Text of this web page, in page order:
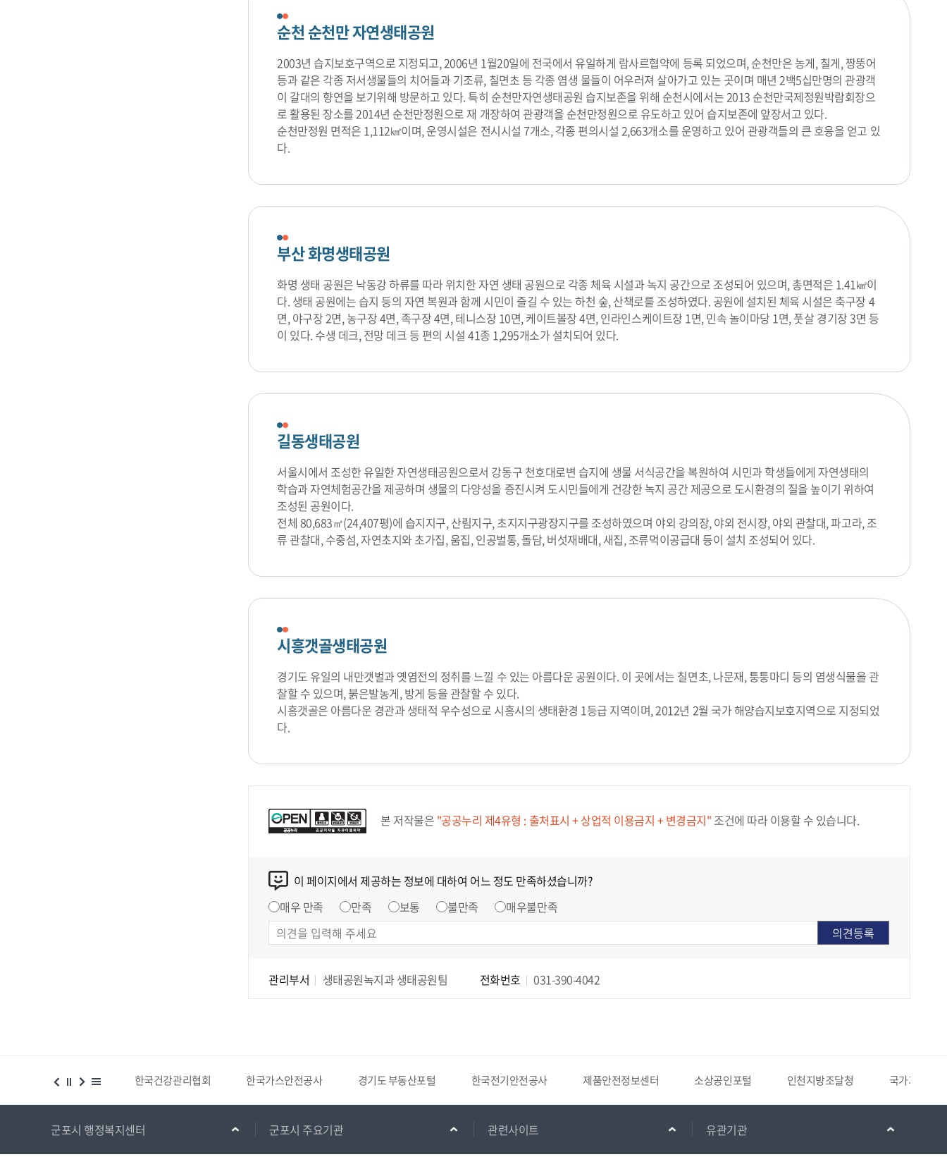
순천 순천만 자연생태공원
2003년 습지보호구역으로 지정되고, 2006년 1월20일에 전국에서 유일하게 람사르협약에 등록 되었으며, 순천만은 농게, 칠게, 짱뚱어
등과 같은 각종 저서생물들의 치어들과 기조류, 칠면초 등 각종 염생 물들이 어우러져 살아가고 있는 곳이며 매년 2백5십만명의 관광객
이 갈대의 향연을 보기위해 방문하고 있다. 특히 순천만자연생태공원 습지보존을 위해 순천시에서는 2013 순천만국제정원박람회장으
로 활용된 장소를 2014년 순천만정원으로 재 개장하여 관광객을 순천만정원으로 유도하고 있어 습지보존에 앞장서고 있다.
순천만정원 면적은 1,112㎢이며, 운영시설은 전시시설 7개소, 각종 편의시설 2,663개소를 운영하고 있어 관광객들의 큰 호응을 얻고 있
다.
부산 화명생태공원
화명 생태 공원은 낙동강 하류를 따라 위치한 자연 생태 공원으로 각종 체육 시설과 녹지 공간으로 조성되어 있으며, 총면적은 1.41㎢이
다. 생태 공원에는 습지 등의 자연 복원과 함께 시민이 즐길 수 있는 하천 숲, 산책로를 조성하였다. 공원에 설치된 체육 시설은 축구장 4
면, 야구장 2면, 농구장 4면, 족구장 4면, 테니스장 10면, 케이트볼장 4면, 인라인스케이트장 1면, 민속 놀이마당 1면, 풋살 경기장 3면 등
이 있다. 수생 데크, 전망 데크 등 편의 시설 41종 1,295개소가 설치되어 있다.
길동생태공원
서울시에서 조성한 유일한 자연생태공원으로서 강동구 천호대로변 습지에 생물 서식공간을 복원하여 시민과 학생들에게 자연생태의
학습과 자연체험공간을 제공하며 생물의 다양성을 증진시켜 도시민들에게 건강한 녹지 공간 제공으로 도시환경의 질을 높이기 위하여
조성된 공원이다.
전체 80,683㎡(24,407평)에 습지지구, 산림지구, 초지지구광장지구를 조성하였으며 야외 강의장, 야외 전시장, 야외 관찰대, 파고라, 조
류 관찰대, 수중섬, 자연초지와 초가집, 움집, 인공벌통, 돌담, 버섯재배대, 새집, 조류먹이공급대 등이 설치 조성되어 있다.
시흥갯골생태공원
경기도 유일의 내만갯벌과 옛염전의 정취를 느낄 수 있는 아름다운 공원이다. 이 곳에서는 칠면초, 나문재, 퉁퉁마디 등의 염생식물을 관
찰할 수 있으며, 붉은발농게, 방게 등을 관찰할 수 있다.
시흥갯골은 아름다운 경관과 생태적 우수성으로 시흥시의 생태환경 1등급 지역이며, 2012년 2월 국가 해양습지보호지역으로 지정되었
다.
본 저작물은 "공공누리 제4유형 : 출처표시 + 상업적 이용금지 + 변경금지" 조건에 따라 이용할 수 있습니다.
이 페이지에서 제공하는 정보에 대하여 어느 정도 만족하셨습니까?
매우 만족
만족 보통 불만족 매우불만족
관리부서 생태공원녹지과 생태공원팀 전화번호 031-390-4042
설 등 위치찾기서비스 한국건강관리협회 한국가스안전공사 경기도 부동산포털 한국전기안전공사 제품안전정보센터 소상공인포털 인천지방조달청 국가기록원
군포시 행정복지센터 군포시 주요기관 관련사이트 유관기관